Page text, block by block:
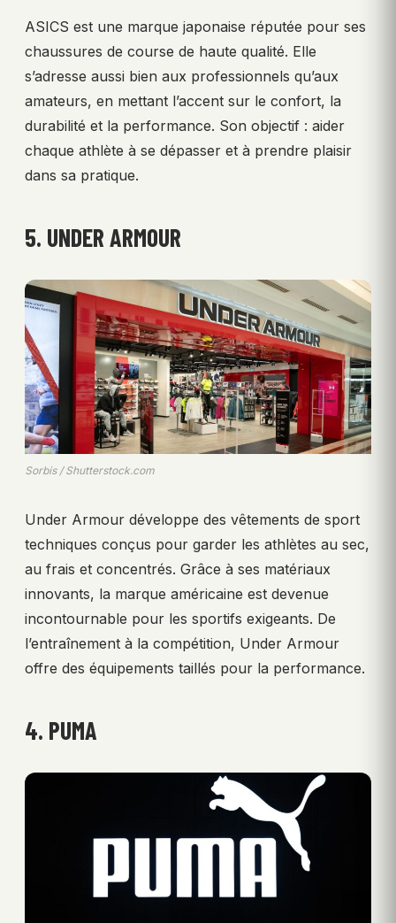
ASICS est une marque japonaise réputée pour ses
chaussures de course de haute qualité. Elle
s’adresse aussi bien aux professionnels qu’aux
amateurs, en mettant l’accent sur le confort, la
durabilité et la performance. Son objectif : aider
chaque athlète à se dépasser et à prendre plaisir
dans sa pratique.
5. UNDER ARMOUR
Sorbis / Shutterstock.com
Under Armour développe des vêtements de sport
techniques conçus pour garder les athlètes au sec,
au frais et concentrés. Grâce à ses matériaux
innovants, la marque américaine est devenue
incontournable pour les sportifs exigeants. De
l’entraînement à la compétition, Under Armour
offre des équipements taillés pour la performance.
4. PUMA